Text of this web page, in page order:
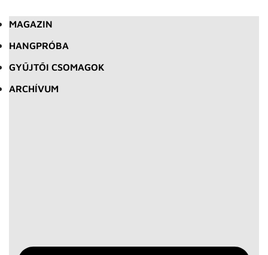
MAGAZIN
HANGPRÓBA
GYŰJTŐI CSOMAGOK
ARCHÍVUM